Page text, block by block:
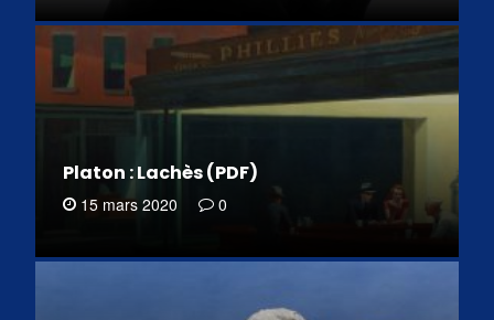
Platon : Lachès (PDF)
15 mars 2020 0